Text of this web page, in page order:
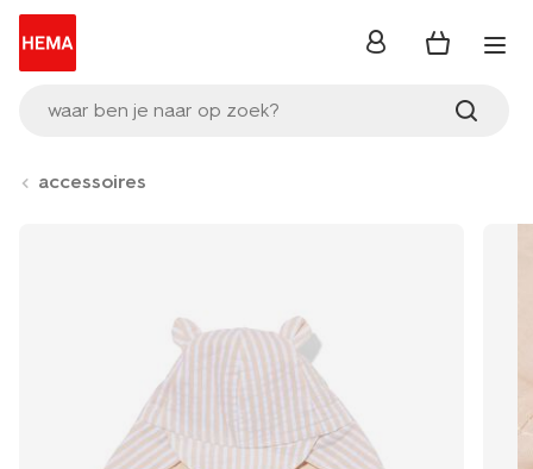
waar ben je naar op zoek?
inloggen
accessoires